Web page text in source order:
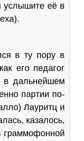
услышите её в
в ту пору в
его педагог
в дальнейшем
партии по­
Лауритц и
казалось,
граммофонной